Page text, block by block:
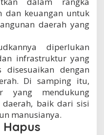
dan keuangan untuk
daerah yang
diperlukan
infrastruktur yang
disesuaikan dengan
Di samping itu,
yang mendukung
baik dari sisi
manusianya.
Hapus